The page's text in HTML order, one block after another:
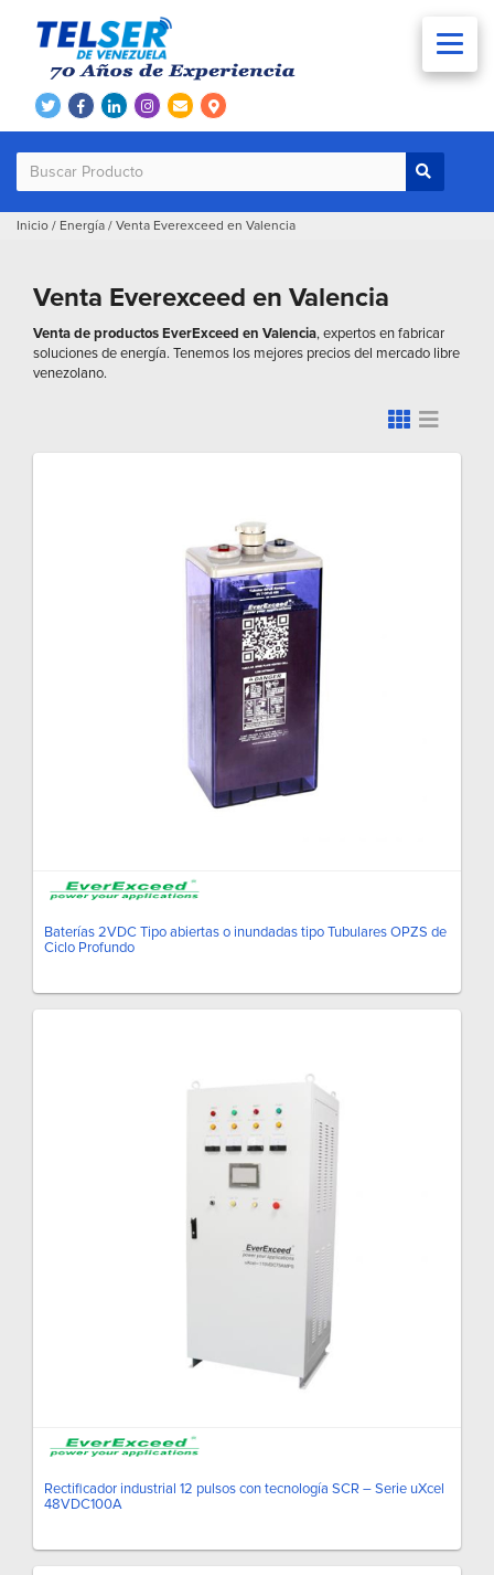
Inicio / Energía / Venta Everexceed en Valencia
Venta Everexceed en Valencia
Venta de productos EverExceed en Valencia, expertos en fabricar
soluciones de energía. Tenemos los mejores precios del mercado libre
venezolano.
Baterías 2VDC Tipo abiertas o inundadas tipo Tubulares OPZS de
Ciclo Profundo
Rectificador industrial 12 pulsos con tecnología SCR – Serie uXcel
48VDC100A